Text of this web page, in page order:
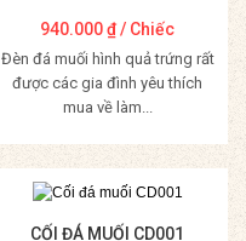
940.000₫/ Chiếc
Đèn đá muối hình quả trứng rất
được các gia đình yêu thích
mua về làm...
Mua Hàng
CỐI ĐÁ MUỐI CD001